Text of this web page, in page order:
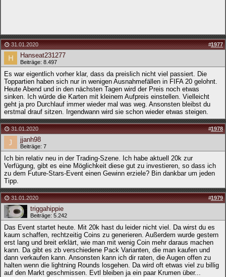
31.01.2020 #1977
Hanseat231277
Beiträge: 8.497
Es war eigentlich vorher klar, dass da preislich nicht viel passiert. Die
Toppartien haben sich nur in wenigen Ausnahmefällen in FIFA 20 gelohnt.
Heute Abend und in den nächsten Tagen wird der Preis noch etwas
sinken. Ich würde die Karten mit kleinem Aufpreis einstellen. Vielleicht
geht ja pro Durchlauf immer wieder mal was weg. Ansonsten bleibst du
erstmal drauf sitzen. Irgendwann wird sie schon wieder etwas steigen.
31.01.2020 #1978
jjanh98
Beiträge: 7
Ich bin relativ neu in der Trading-Szene. Ich habe aktuell 20k zur
Verfügung, gibt es eine Möglichkeit diese gut zu investieren, so dass ich
zu dem Future-Stars-Event einen Gewinn erziele? Bin dankbar um jeden
Tipp.
31.01.2020 #1979
triggahippie
Beiträge: 5.242
Das Event startet heute. Mit 20k hast du leider nicht viel. Da wirst du es
kaum schaffen, rechtzeitig Coins zu generieren. Außerdem wurde gestern
erst lang und breit erklärt, wie man mit wenig Coin mehr daraus machen
kann. Da gibt es zb verschiedene Pack Varianten, die man kaufen und
dann verkaufen kann. Ansonsten kann ich dir raten, die Augen offen zu
halten wenn die lightning Rounds losgehen. Da wird oft etwas viel zu billig
auf den Markt geschmissen. Evtl bleiben ja ein paar Krumen über...